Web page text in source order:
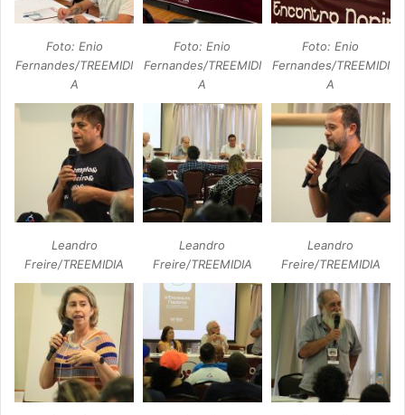
Foto: Enio
Fernandes/TREEMIDI
A
Foto: Enio
Fernandes/TREEMIDI
A
Foto: Enio
Fernandes/TREEMIDI
A
Leandro
Freire/TREEMIDIA
Leandro
Freire/TREEMIDIA
Leandro
Freire/TREEMIDIA